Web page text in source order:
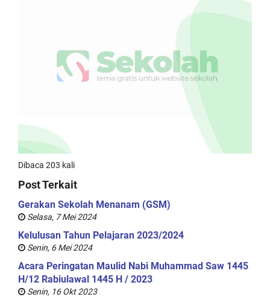
Dibaca 203 kali
Post Terkait
Gerakan Sekolah Menanam (GSM)
Selasa, 7 Mei 2024
Kelulusan Tahun Pelajaran 2023/2024
Senin, 6 Mei 2024
Acara Peringatan Maulid Nabi Muhammad Saw 1445
H/12 Rabiulawal 1445 H / 2023
Senin, 16 Okt 2023